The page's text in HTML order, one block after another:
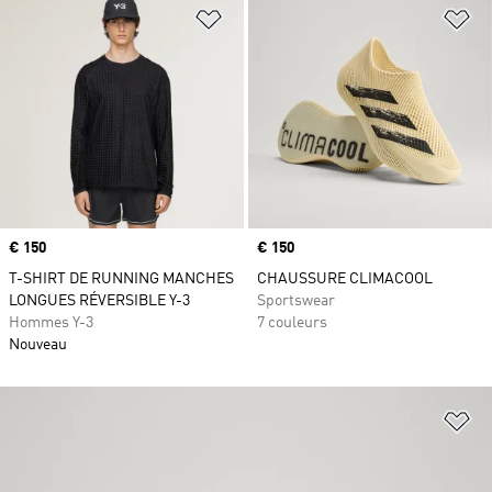
Ajouter à la Liste de produits
Prix
€ 150
T-SHIRT DE RUNNING MANCHES
LONGUES RÉVERSIBLE Y-3
Hommes Y-3
Nouveau
Prix
€ 150
CHAUSSURE CLIMACOOL
Sportswear
7 couleurs